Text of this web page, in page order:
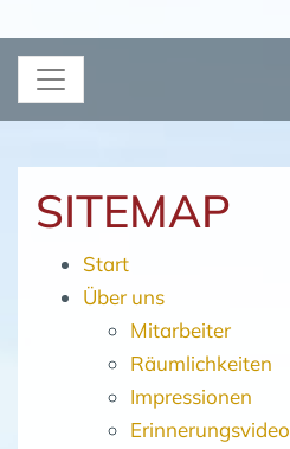
SITEMAP
Start
Über uns
Mitarbeiter
Räumlichkeiten
Impressionen
Erinnerungsvideo